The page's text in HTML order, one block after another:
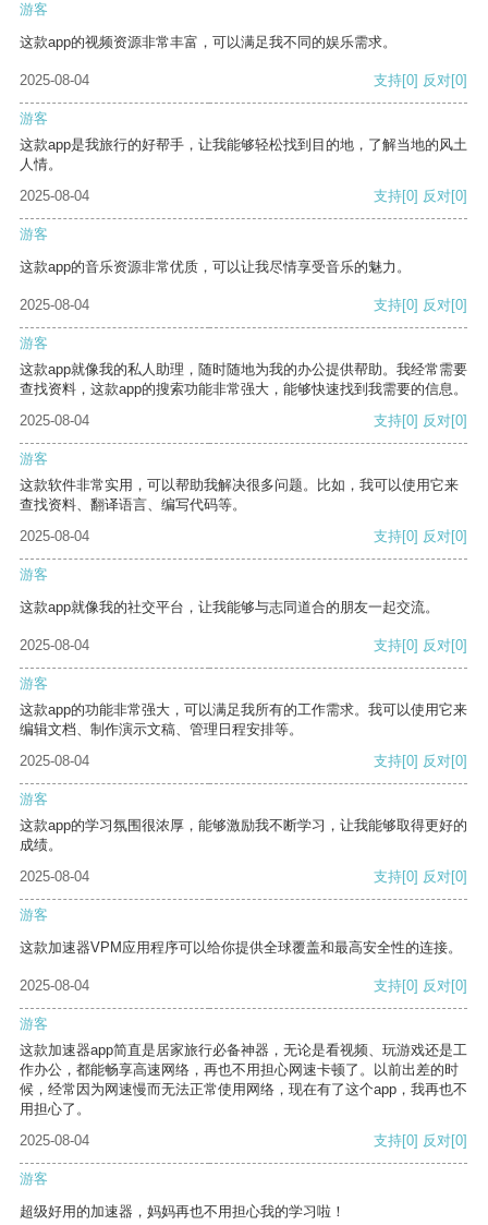
游客
这款app的视频资源非常丰富，可以满足我不同的娱乐需求。
2025-08-04 支持[0] 反对[0]
游客
这款app是我旅行的好帮手，让我能够轻松找到目的地，了解当地的风土
人情。
2025-08-04
支持[0] 反对[0]
游客
这款app的音乐资源非常优质，可以让我尽情享受音乐的魅力。
2025-08-04 支持[0] 反对[0]
游客
这款app就像我的私人助理，随时随地为我的办公提供帮助。我经常需要
查找资料，这款app的搜索功能非常强大，能够快速找到我需要的信息。
2025-08-04
支持[0] 反对[0]
游客
这款软件非常实用，可以帮助我解决很多问题。比如，我可以使用它来
查找资料、翻译语言、编写代码等。
2025-08-04
支持[0] 反对[0]
游客
这款app就像我的社交平台，让我能够与志同道合的朋友一起交流。
2025-08-04 支持[0] 反对[0]
游客
这款app的功能非常强大，可以满足我所有的工作需求。我可以使用它来
编辑文档、制作演示文稿、管理日程安排等。
2025-08-04
支持[0] 反对[0]
游客
这款app的学习氛围很浓厚，能够激励我不断学习，让我能够取得更好的
成绩。
2025-08-04
支持[0] 反对[0]
游客
这款加速器VPM应用程序可以给你提供全球覆盖和最高安全性的连接。
2025-08-04 支持[0] 反对[0]
游客
这款加速器app简直是居家旅行必备神器，无论是看视频、玩游戏还是工
作办公，都能畅享高速网络，再也不用担心网速卡顿了。以前出差的时
候，经常因为网速慢而无法正常使用网络，现在有了这个app，我再也不
用担心了。
2025-08-04
支持[0] 反对[0]
游客
超级好用的加速器，妈妈再也不用担心我的学习啦！